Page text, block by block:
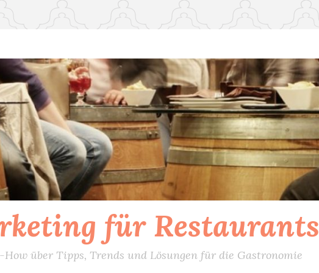
für Restaurants
How über Tipps, Trends und Lösungen für die Gastronomie